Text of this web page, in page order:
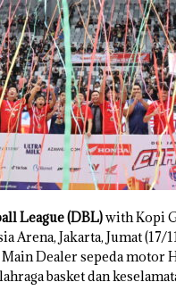
League (DBL)with Kopi
Arena, Jakarta, Jumat (17/
Main Dealer sepeda motor
basket dan